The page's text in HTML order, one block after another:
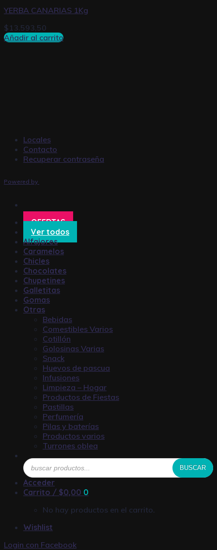
YERBA CANARIAS 1Kg
$ 13.593,50
Añadir al carrito
Locales
Contacto
Recuperar contraseña
Powered by
OFERTAS
Ver todos
Alfajores
Caramelos
Chicles
Chocolates
Chupetines
Galletitas
Gomas
Otras
Bebidas
Comestibles Varios
Cotillón
Golosinas Varias
Snack
Huevos de pascua
Infusiones
Limpieza – Hogar
Productos de Fiestas
Pastillas
Perfumería
Pilas y baterías
Productos varios
Turrones oblea
Búsqueda
de
productos
BUSCAR
Acceder
Carrito / $0,00 0
No hay productos en el carrito.
Wishlist
Login con Facebook